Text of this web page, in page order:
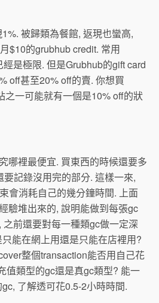
被歸類為餐館, 返現也蠻高,
$10的grubhub credit. 常用
是極限. 但是Grubhub的gift card
off甚至20% off的賣. 你想買
之一可能就有一個是10% off的狀
哪裡最便宜. 買東西的時候還要多
記錄沒用完的部分. 這樣一來,
會消耗自己的幾分鐘時間. 上面
驗堆出來的, 說明能做到每張gc
前還要對每一種類gc做一定深
能在網上用還是只能在店裡用?
整個transaction能否用自己花
值類型的gc還是真gc類型? 能一
了解透可花0.5-2小時時間.